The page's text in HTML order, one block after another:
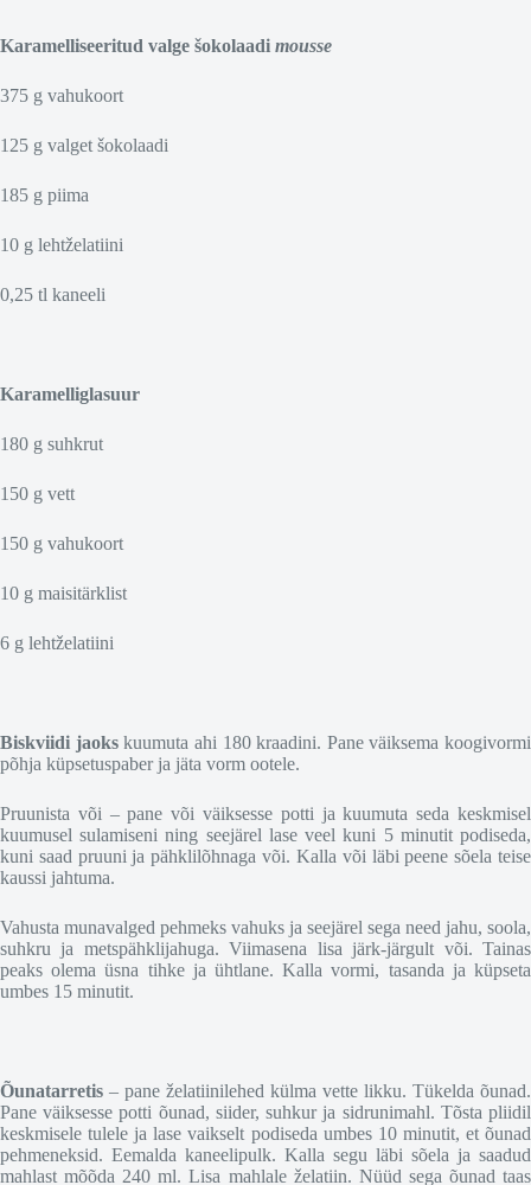
Karamelliseeritud valge šokolaadi mousse
375 g vahukoort
125 g valget šokolaadi
185 g piima
10 g lehtželatiini
0,25 tl kaneeli
Karamelliglasuur
180 g suhkrut
150 g vett
150 g vahukoort
10 g maisitärklist
6 g lehtželatiini
Biskviidi jaokskuumuta ahi 180 kraadini. Pane väiksema koogivormi
põhja küpsetuspaber ja jäta vorm ootele.
Pruunista või – pane või väiksesse potti ja kuumuta seda keskmisel
kuumusel sulamiseni ning seejärel lase veel kuni 5 minutit podiseda,
kuni saad pruuni ja pähklilõhnaga või. Kalla või läbi peene sõela teise
kaussi jahtuma.
Vahusta munavalged pehmeks vahuks ja seejärel sega need jahu, soola,
suhkru ja metspähklijahuga. Viimasena lisa järk-järgult või. Tainas
peaks olema üsna tihke ja ühtlane. Kalla vormi, tasanda ja küpseta
umbes 15 minutit.
Õunatarretis – pane želatiinilehed külma vette likku. Tükelda õunad.
Pane väiksesse potti õunad, siider, suhkur ja sidrunimahl. Tõsta pliidil
keskmisele tulele ja lase vaikselt podiseda umbes 10 minutit, et õunad
pehmeneksid. Eemalda kaneelipulk. Kalla segu läbi sõela ja saadud
mahlast mõõda 240 ml. Lisa mahlale želatiin. Nüüd sega õunad taas